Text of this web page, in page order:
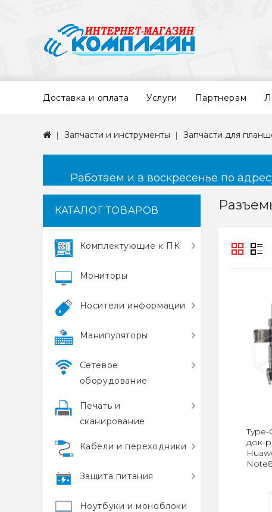
Доставка и оплата Услуги Партнерам
Запчасти и инструменты Запчасти для
Работаем и в воскресенье по
КАТАЛОГ ТОВАРОВ
Комплектующие к ПК
Мониторы
Носители информации
Манипуляторы
Сетевое
оборудование
Печать и
сканирование
Кабели и переходники
Защита питания
Ноутбуки и моноблоки
Type-
док-